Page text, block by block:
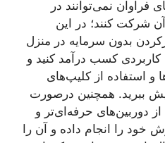
فراوان نمی‌توانند در
شرکت کنند؛ در این
بدون سرمایه در منزل
کسب درآمد کنید و
و استفاده از کلیپ‌های
ببرید. همچنین درصورت
از دوربین‌های حرفه‌ای‌تر و
خود را انجام داده و آن را